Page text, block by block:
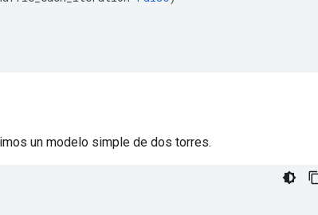
un modelo simple de dos torres.